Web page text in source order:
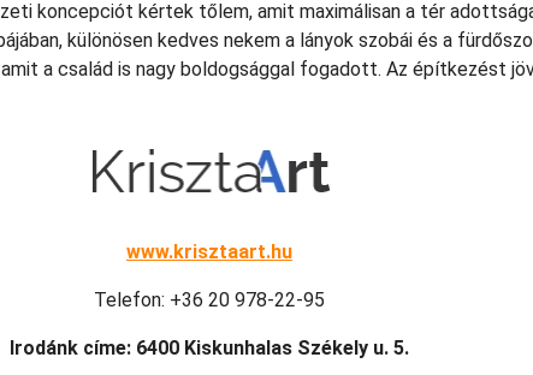
koncepciót kértek tőlem, amit maximálisan a tér
különösen kedves nekem a lányok szobái és a
a család is nagy boldogsággal fogadott. Az építkezést
www.krisztaart.hu
Telefon: +36 20 978-22-95
Irodánk címe: 6400 Kiskunhalas Székely u. 5.